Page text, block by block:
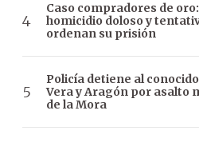
Caso compradores de
homicidio doloso y
ordenan su prisión
Policía detiene al
Vera y Aragón por asalto
de la Mora